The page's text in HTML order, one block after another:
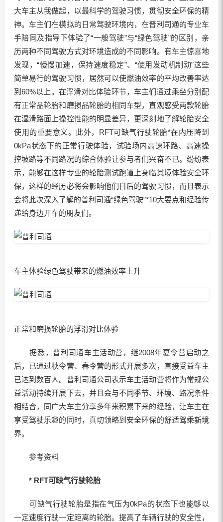
大车主从我做起，以最科学的驾驶习惯，贯彻安全环保的精
神。车主们在模拟的日常驾驶环境内，在普利司通的专业车
手陪同及指导下体验了“一般驾驶”与“绿色驾驶”的区别，亲
历两种不同驾驶方式对环境造成的不同影响。有车主惊喜地
发现，“慢慢加速，保持速度稳定”、“使用发动机制动”这些
简单易行的驾驶习惯，居然可以使燃油效率的平均改善率达
到60%以上。在浮滑对比体验环节，车主们通过乘坐分别配
有正常品轮胎和磨损品轮胎的相同车型，直观感受两款轮胎
在湿滑路面上操控性能的明显差异，更深刻地了解轮胎安全
使用的重要意义。此外，RFT可缺气行驶轮胎*在内压降到
0kPa状态下的正常行驶体验，试验场内高速环路、高速操
控坡路等不同路况的综合体验让参与者们兴奋不已。纷纷表
示，能够在这样专业的轮胎测试跑道上身临其境体验安全环
保，这样的经历必将会影响他们日后的驾驶习惯，而且表示
会将此次深入了解的普利司通“绿色驾驶”*10大要点和经验传
递给身边开车的朋友们。
车主体验绿色驾驶带来的燃油效率上升
正常和磨损轮胎的浮滑对比体验
据悉，普利司通车主活动营，继2008年夏令营启动之
后，已通过秋令营、春令营的形式开展多次，直接受益车主
已达到数百人。普利司通公司表示车主活动营将作为常规公
益活动持续开展下去，并且会与不同季节、环境、路况条件
相结合，同广大车主分享多年来积累下来的经验，让车主在
享受驾驶乐趣的同时，真切领略到安全环保的舒适驾乘新境
界。
参考资料
* RFT可缺气行驶轮胎
可缺气行驶轮胎是指在气压为0kPa的状态下也能够以
一定速度行驶一定距离的轮胎。提高了车辆行驶的安全性，